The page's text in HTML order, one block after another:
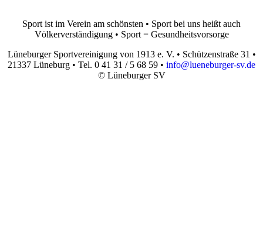
Sport ist im Verein am schönsten • Sport bei uns heißt auch
Völkerverständigung • Sport = Gesundheitsvorsorge
Lüneburger Sportvereinigung von 1913 e. V. • Schützenstraße 31 •
21337 Lüneburg • Tel. 0 41 31 / 5 68 59 • info@lueneburger-sv.de
© Lüneburger SV